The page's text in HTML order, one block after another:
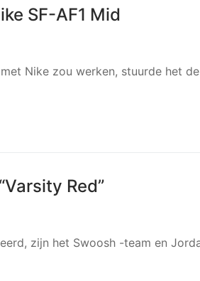
SF-AF1 Mid
Nike zou werken, stuurde het de
Red”
zijn het Swoosh -team en